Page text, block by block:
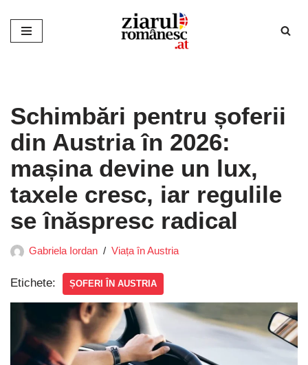
Sari
Schimbări pentru șoferii
din Austria în 2026:
mașina devine un lux,
taxele cresc, iar regulile
se înăspresc radical
Gabriela Iordan Viața în Austria
Etichete: ȘOFERI ÎN AUSTRIA